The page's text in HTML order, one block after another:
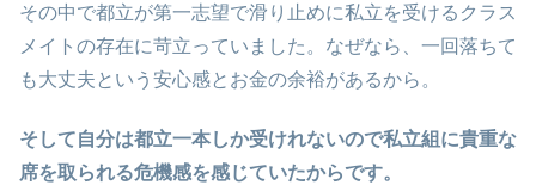
その中で都立が第一志望で滑り止めに私立を受けるクラス
メイトの存在に苛立っていました。なぜなら、一回落ちて
も大丈夫という安心感とお金の余裕があるから。
そして自分は都立一本しか受けれないので私立組に貴重な
席を取られる危機感を感じていたからです。